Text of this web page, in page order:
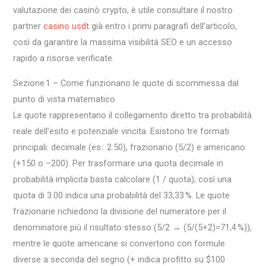
valutazione dei casinò crypto, è utile consultare il nostro
partnercasino usdt già entro i primi paragrafi dell’articolo,
così da garantire la massima visibilità SEO e un accesso
rapido a risorse verificate.
Sezione 1 – Come funzionano le quote di scommessa dal
punto di vista matematico
Le quote rappresentano il collegamento diretto tra probabilità
reale dell’esito e potenziale vincita. Esistono tre formati
principali: decimale (es.: 2.50), frazionario (5/2) e americano
(+150 o –200). Per trasformare una quota decimale in
probabilità implicita basta calcolare (1 / quota); così una
quota di 3.00 indica una probabilità del 33,33 %. Le quote
frazionarie richiedono la divisione del numeratore per il
denominatore più il risultato stesso (5/2 → (5/(5+2)=71,4 %)),
mentre le quote americane si convertono con formule
diverse a seconda del segno (+ indica profitto su $100